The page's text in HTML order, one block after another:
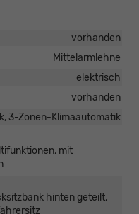
vorhanden
Mittelarmlehne
elektrisch
vorhanden
3-Zonen-Klimaautomatik
mit
hinten geteilt,